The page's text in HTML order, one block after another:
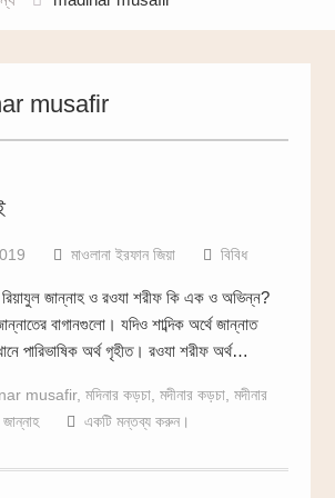
musafir
মাওলানা ইরফান জিয়া বিবিধ
জান্নাহ ও রওযা শরীফ কি এক ও অভিন্ন?
বাগানগুলো। যদিও শাব্দিক অর্থে জান্নাত
পারিভাষিক অর্থ গৃহীত। রওযা শরীফ অর্থ…
musafir, মদিনার কড়চা, মদীনার কড়চা, মদীনার
একটি মন্তব্য করুন।